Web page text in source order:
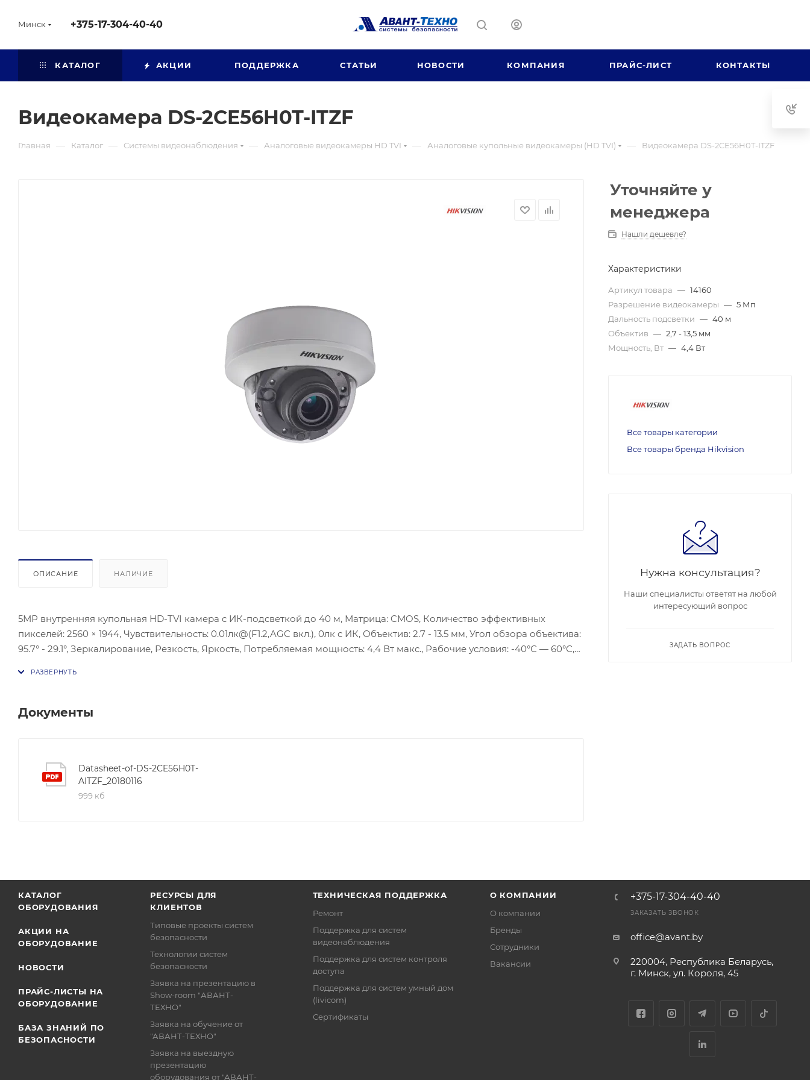
Минск +375-17-304-40-40
КАТАЛОГ АКЦИИ ПОДДЕРЖКА СТАТЬИ НОВОСТИ КОМПАНИЯ ПРАЙС-ЛИСТ КОНТАКТЫ
Видеокамера DS-2CE56H0T-ITZF
Главная — Каталог — Системы видеонаблюдения — Аналоговые видеокамеры HD TVI — Аналоговые купольные видеокамеры (HD TVI) — Видеокамера DS-2CE56H0T-ITZF
ОПИСАНИЕ НАЛИЧИЕ
5МР внутренняя купольная HD-TVI камера с ИК-подсветкой до 40 м, Матрица: CMOS, Количество эффективных
пикселей: 2560 × 1944, Чувствительность: 0.01лк@(F1.2,AGC вкл.), 0лк с ИК, Объектив: 2.7 - 13.5 мм, Угол обзора объектива:
95.7° - 29.1°, Зеркалирование, Резкость, Яркость, Потребляемая мощность: 4,4 Вт макс., Рабочие условия: -40°С — 60°С,
Документы
Datasheet-of-DS-2CE56H0T-
AITZF_20180116
999 кб
Уточняйте у
менеджера
Нашли дешевле?
Характеристики
Артикул товара — 14160
Разрешение видеокамеры — 5 Мп
Дальность подсветки — 40 м
Объектив — 2,7 - 13,5 мм
Мощность, Вт — 4,4 Вт
Все товары категории
Все товары бренда Hikvision
Нужна консультация?
Наши специалисты ответят на любой
интересующий вопрос
ЗАДАТЬ ВОПРОС
КАТАЛОГ
ОБОРУДОВАНИЯ
АКЦИИ НА
ОБОРУДОВАНИЕ
НОВОСТИ
ПРАЙС-ЛИСТЫ НА
ОБОРУДОВАНИЕ
БАЗА ЗНАНИЙ ПО
БЕЗОПАСНОСТИ
РЕСУРСЫ ДЛЯ
КЛИЕНТОВ
Типовые проекты систем
безопасности
Технологии систем
безопасности
Заявка на презентацию в
Show-room "АВАНТ-
ТЕХНО"
Заявка на обучение от
"АВАНТ-ТЕХНО"
Заявка на выездную
презентацию
оборудования от "АВАНТ-
ТЕХНИЧЕСКАЯ ПОДДЕРЖКА
Ремонт
Поддержка для систем
видеонаблюдения
Поддержка для систем контроля
доступа
Поддержка для систем умный дом
(livicom)
Сертификаты
О КОМПАНИИ
О компании
Бренды
Сотрудники
Вакансии
+375-17-304-40-40
ЗАКАЗАТЬ ЗВОНОК
office@avant.by
220004, Республика Беларусь,
г. Минск, ул. Короля, 45